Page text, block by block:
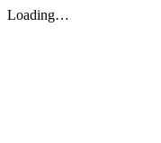
Loading…